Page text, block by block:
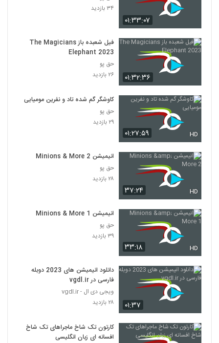
۰۱:۳۳:۰۷
۳۴ بازدید
۰۱:۳۲:۳۶
فیل شعبده باز The Magicians
Elephant 2023
حق پو
۲۶ بازدید
۰۱:۲۷:۵۹ HD
کاوشگر گم شده تاد و نفرین مومیایی
حق پو
۲۹ بازدید
۳۷:۲۴ HD
انیمیشن Minions & More 2
حق پو
۲۸ بازدید
۳۳:۱۸ HD
انیمیشن Minions & More 1
حق پو
۳۹ بازدید
۰۱:۳۷
دانلود انیمیشن های 2023 دوبله
فارسی در vgdl.ir
ویجی دی ال - vgdl.ir
۲۸ بازدید
کارتون تک شاخ ماجراهای تک شاخ
افسانه ای زبان انگلیسی